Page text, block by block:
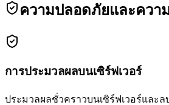
ความปลอดภัยและควา
การประมวลผลบนเซิร์ฟเวอร์
ประมวลผลชั่วคราวบนเซิร์ฟเวอร์และ